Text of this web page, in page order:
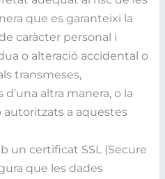
que es garanteixi la
caràcter personal i
o alteració accidental o
transmeses,
altra manera, o la
autoritzats a aquestes
un certificat SSL (Secure
que les dades